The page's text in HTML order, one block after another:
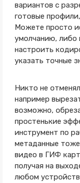
вариантов с
готовые
Можете просто
умолчанию, либо
настроить
указать точные
Никто не
например
возможно,
простенькие
инструмент по
метаданные
видео в ГИФ
получая на
любом